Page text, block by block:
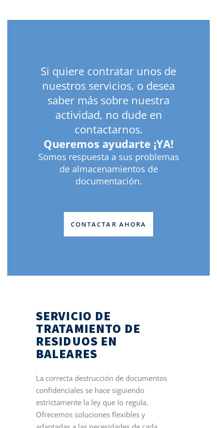
Si quiere contratar unos de
nuestros servicios, o desea
saber más sobre nuestra
actividad, no dude en
contactarnos.
Queremos ayudarte ¡YA!
Somos respuesta a sus problemas
de almacenamientos de
documentación.
CONTACTAR AHORA
SERVICIO DE
TRATAMIENTO DE
RESIDUOS EN
BALEARES
La correcta destrucción de documentos
confidenciales se hace siguiendo
estrictamente la ley que lo regula.
Ofrecemos soluciones flexibles y